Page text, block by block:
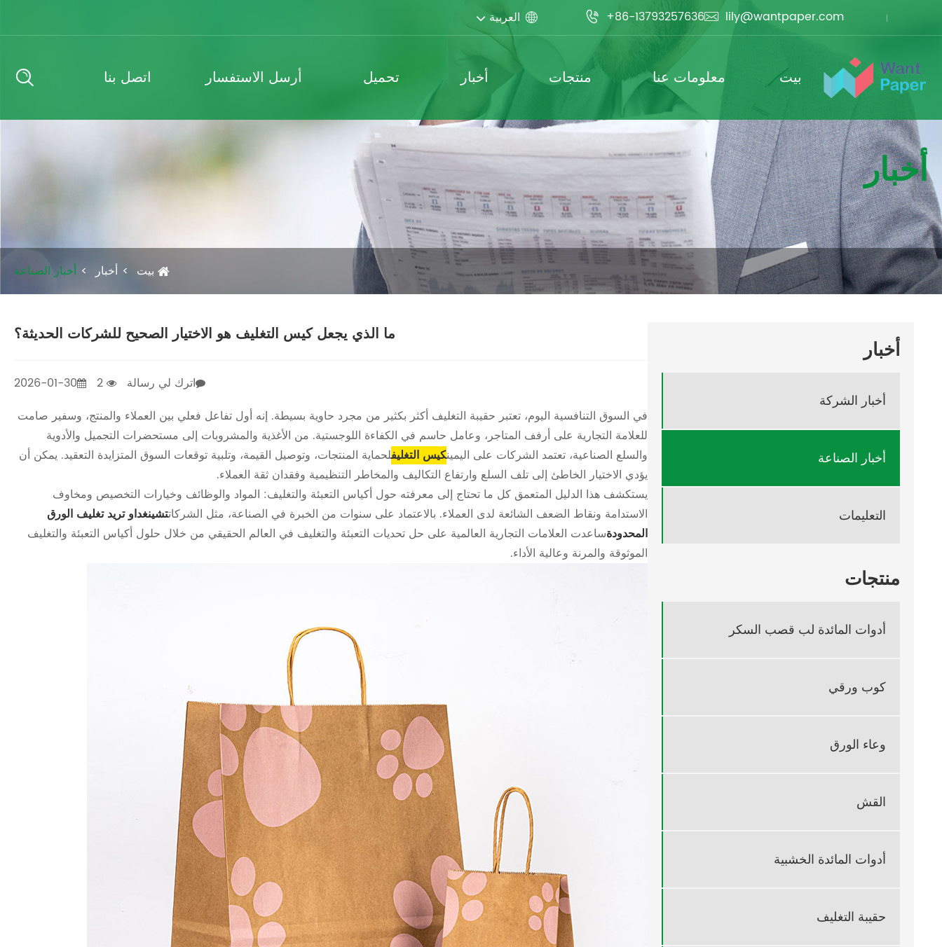
 lily@wantpaper.com
 +86-13793257636
 العربية
بيت معلومات عنا منتجات أخبار تحميل أرسل الاستفسار اتصل بنا
أخبار
بيت أخبار أخبار الصناعة
أخبار
أخبار الشركة
أخبار الصناعة
التعليمات
منتجات
أدوات المائدة لب قصب السكر
كوب ورقي
وعاء الورق
القش
أدوات المائدة الخشبية
حقيبة التغليف
ما الذي يجعل كيس التغليف هو الاختيار الصحيح للشركات الحديثة؟
2026-01-30
اترك لي رسالة
في السوق التنافسية اليوم، تعتبر حقيبة التغليف أكثر بكثير من مجرد حاوية بسيطة. إنه أول تفاعل فعلي بين العملاء والمنتج، وسفير صامت
للعلامة التجارية على أرفف المتاجر، وعامل حاسم في الكفاءة اللوجستية. من الأغذية والمشروبات إلى مستحضرات التجميل والأدوية
والسلع الصناعية، تعتمد الشركات على اليمينكيس التغليفلحماية المنتجات، وتوصيل القيمة، وتلبية توقعات السوق المتزايدة التعقيد. يمكن أن
يؤدي الاختيار الخاطئ إلى تلف السلع وارتفاع التكاليف والمخاطر التنظيمية وفقدان ثقة العملاء.
يستكشف هذا الدليل المتعمق كل ما تحتاج إلى معرفته حول أكياس التعبئة والتغليف: المواد والوظائف وخيارات التخصيص ومخاوف
الاستدامة ونقاط الضعف الشائعة لدى العملاء. بالاعتماد على سنوات من الخبرة في الصناعة، مثل الشركاتتشينغداو تريد تغليف الورق
المحدودةساعدت العلامات التجارية العالمية على حل تحديات التعبئة والتغليف في العالم الحقيقي من خلال حلول أكياس التعبئة والتغليف
الموثوقة والمرنة وعالية الأداء.